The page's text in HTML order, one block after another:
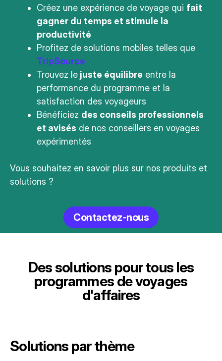
Créez une expérience de voyage qui fait
gagner du temps et stimule la
productivité
Profitez de solutions mobiles telles que
TripSource
Trouvez le juste équilibre entre la
performance du programme et la
satisfaction des voyageurs
Bénéficiez des conseils professionnels
et avisés de nos conseillers en voyages
expérimentés
Vous souhaitez en savoir plus sur nos produits et
solutions ?
Contactez-nous
Des solutions pour tous les
programmes de voyages
d'affaires
Solutions par thème